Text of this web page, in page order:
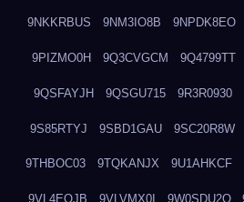
9NKKRBUS 9NM3IO8B 9NPDK8EO
9PIZMO0H 9Q3CVGCM 9Q4799TT
9QSFAYJH 9QSGU715 9R3R0930
9S85RTYJ 9SBD1GAU 9SC20R8W
9THBOC03 9TQKANJX 9U1AHKCF
9VL4EOJB 9VLVMX0I 9W0SDU2O